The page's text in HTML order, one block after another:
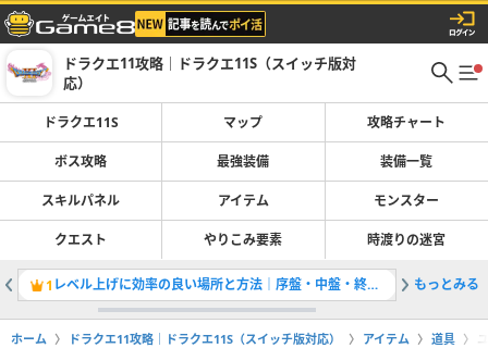
ドラクエ11攻略｜ドラクエ11S（スイッチ版対
応）
ドラクエ11S マップ 攻略チャート
ボス攻略 最強装備 装備一覧
スキルパネル アイテム モンスター
クエスト やりこみ要素 時渡りの迷宮
1 レベル上げに効率の良い場所と方法｜序盤・中盤・終盤・クリア後対応 2全クエ
もっとみる
ホーム ドラクエ11攻略｜ドラクエ11S（スイッチ版対応） アイテム 道具